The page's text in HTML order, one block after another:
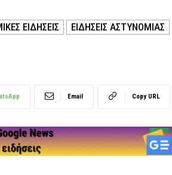
ΕΙΔΗΣΕΙΣ
ΕΙΔΗΣΕΙΣ ΑΣΤΥΝΟΜΙΑΣ
Email Copy URL